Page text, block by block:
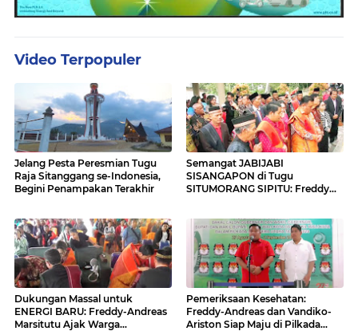
Video Terpopuler
Jelang Pesta Peresmian Tugu
Raja Sitanggang se-Indonesia,
Begini Penampakan Terakhir
Semangat JABIJABI
SISANGAPON di Tugu
SITUMORANG SIPITU: Freddy
Dukungan Massal untuk
ENERGI BARU: Freddy-Andreas
Marsitutu Ajak Warga
Pemeriksaan Kesehatan:
Freddy-Andreas dan Vandiko-
Ariston Siap Maju di Pilkada